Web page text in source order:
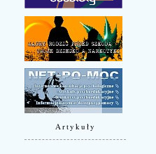
Artykuły